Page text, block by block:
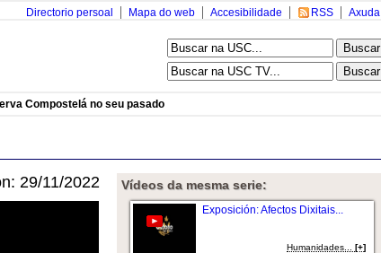
Axuda
RSS
Accesibilidade
Mapa do web
Directorio persoal
Compostelá no seu pasado
29/11/2022 Vídeos da mesma serie:
Exposición: Afectos Dixitais...
Humanidades...[+]